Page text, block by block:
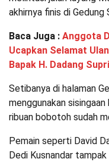
akhirnya finis di Gedung
Baca Juga : Anggota
Ucapkan Selamat
Bapak H. Dadang
Setibanya di halaman
menggunakan
ribuan bobotoh sudah
Pemain seperti David
Dedi Kusnandar